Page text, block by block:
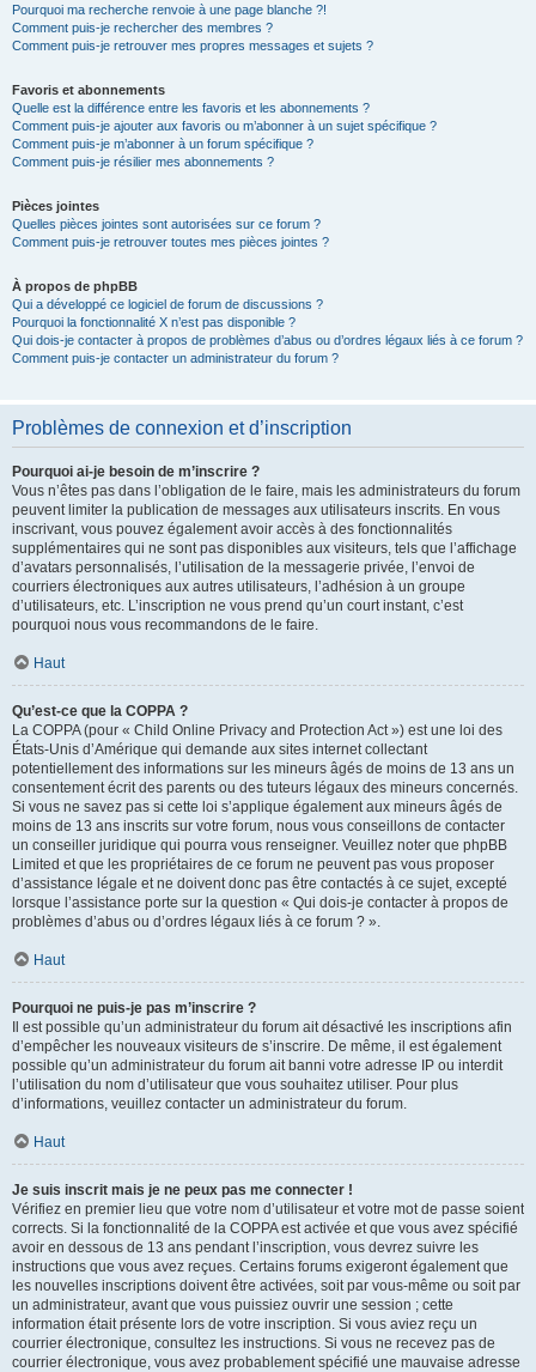
Pourquoi ma recherche renvoie à une page blanche ?!
Comment puis-je rechercher des membres ?
Comment puis-je retrouver mes propres messages et sujets ?
Favoris et abonnements
Quelle est la différence entre les favoris et les abonnements ?
Comment puis-je ajouter aux favoris ou m’abonner à un sujet spécifique ?
Comment puis-je m’abonner à un forum spécifique ?
Comment puis-je résilier mes abonnements ?
Pièces jointes
Quelles pièces jointes sont autorisées sur ce forum ?
Comment puis-je retrouver toutes mes pièces jointes ?
À propos de phpBB
Qui a développé ce logiciel de forum de discussions ?
Pourquoi la fonctionnalité X n’est pas disponible ?
Qui dois-je contacter à propos de problèmes d’abus ou d’ordres légaux liés à ce forum ?
Comment puis-je contacter un administrateur du forum ?
Problèmes de connexion et d’inscription
Pourquoi ai-je besoin de m’inscrire ?
Vous n’êtes pas dans l’obligation de le faire, mais les administrateurs du forum
peuvent limiter la publication de messages aux utilisateurs inscrits. En vous
inscrivant, vous pouvez également avoir accès à des fonctionnalités
supplémentaires qui ne sont pas disponibles aux visiteurs, tels que l’affichage
d’avatars personnalisés, l’utilisation de la messagerie privée, l’envoi de
courriers électroniques aux autres utilisateurs, l’adhésion à un groupe
d’utilisateurs, etc. L’inscription ne vous prend qu’un court instant, c’est
pourquoi nous vous recommandons de le faire.
Haut
Qu’est-ce que la COPPA ?
La COPPA (pour « Child Online Privacy and Protection Act ») est une loi des
États-Unis d’Amérique qui demande aux sites internet collectant
potentiellement des informations sur les mineurs âgés de moins de 13 ans un
consentement écrit des parents ou des tuteurs légaux des mineurs concernés.
Si vous ne savez pas si cette loi s’applique également aux mineurs âgés de
moins de 13 ans inscrits sur votre forum, nous vous conseillons de contacter
un conseiller juridique qui pourra vous renseigner. Veuillez noter que phpBB
Limited et que les propriétaires de ce forum ne peuvent pas vous proposer
d’assistance légale et ne doivent donc pas être contactés à ce sujet, excepté
lorsque l’assistance porte sur la question « Qui dois-je contacter à propos de
problèmes d’abus ou d’ordres légaux liés à ce forum ? ».
Haut
Pourquoi ne puis-je pas m’inscrire ?
Il est possible qu’un administrateur du forum ait désactivé les inscriptions afin
d’empêcher les nouveaux visiteurs de s’inscrire. De même, il est également
possible qu’un administrateur du forum ait banni votre adresse IP ou interdit
l’utilisation du nom d’utilisateur que vous souhaitez utiliser. Pour plus
d’informations, veuillez contacter un administrateur du forum.
Haut
Je suis inscrit mais je ne peux pas me connecter !
Vérifiez en premier lieu que votre nom d’utilisateur et votre mot de passe soient
corrects. Si la fonctionnalité de la COPPA est activée et que vous avez spécifié
avoir en dessous de 13 ans pendant l’inscription, vous devrez suivre les
instructions que vous avez reçues. Certains forums exigeront également que
les nouvelles inscriptions doivent être activées, soit par vous-même ou soit par
un administrateur, avant que vous puissiez ouvrir une session ; cette
information était présente lors de votre inscription. Si vous aviez reçu un
courrier électronique, consultez les instructions. Si vous ne recevez pas de
courrier électronique, vous avez probablement spécifié une mauvaise adresse